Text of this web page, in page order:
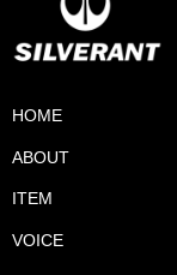
HOME
ABOUT
ITEM
VOICE